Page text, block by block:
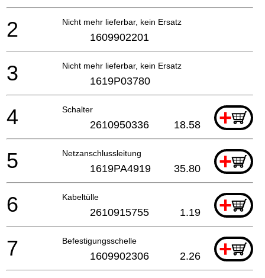
Nicht mehr lieferbar, kein Ersatz
2 1609902201
Nicht mehr lieferbar, kein Ersatz
3 1619P03780
Schalter +
4 2610950336 18.58
Netzanschlussleitung +
5 1619PA4919 35.80
Kabeltülle +
6 2610915755 1.19
Befestigungsschelle +
7 1609902306 2.26